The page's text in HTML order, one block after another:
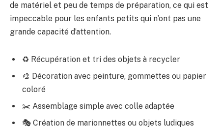
de matériel et peu de temps de préparation, ce qui est
impeccable pour les enfants petits qui n’ont pas une
grande capacité d’attention.
♻️ Récupération et tri des objets à recycler
🎨 Décoration avec peinture, gommettes ou papier
coloré
✂️ Assemblage simple avec colle adaptée
🎭 Création de marionnettes ou objets ludiques